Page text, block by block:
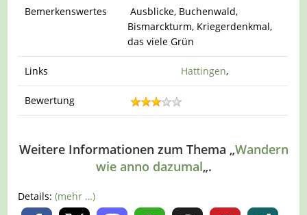
Bemerkenswertes
Ausblicke, Buchenwald,
Bismarckturm, Kriegerdenkmal,
das viele Grün
Links Hattingen,
Bewertung
Weitere Informationen zum Thema „Wandern
wie anno dazumal„.
Details:(mehr …)